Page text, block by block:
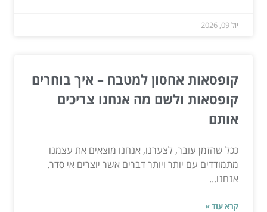
יול 09, 2026
קופסאות אחסון למטבח – איך בוחרים
קופסאות ולשם מה אנחנו צריכים
אותם
ככל שהזמן עובר, לצערנו, אנחנו מוצאים את עצמנו
מתמודדים עם יותר ויותר דברים אשר יוצרים אי סדר.
אנחנו...
קרא עוד »